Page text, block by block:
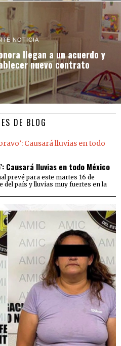
NOTICIA
llegan a un acuerdo y
nuevo contrato
DE BLOG
Causará lluvias en todo México
prevé para este martes 16 de
país y lluvias muy fuertes en la